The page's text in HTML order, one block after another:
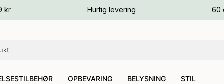
kr Hurtig levering 60
OPBEVARING BELYSNING STIL